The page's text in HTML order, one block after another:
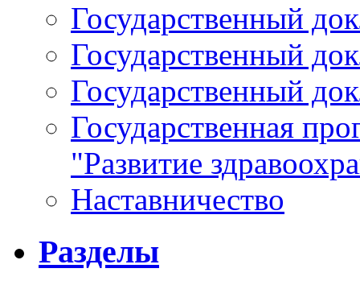
Государственный
Государственный
Государственный
Государственная
"Развитие
Наставничество
Разделы